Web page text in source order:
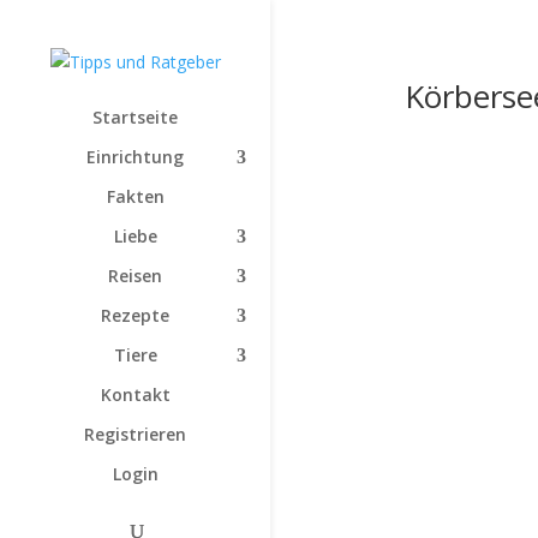
Startseite
Einrichtung
Fakten
Liebe
Reisen
Rezepte
Tiere
Kontakt
Registrieren
Login